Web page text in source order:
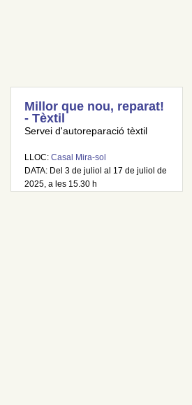
Millor que nou, reparat!
- Tèxtil
Servei d'autoreparació tèxtil
LLOC:Casal Mira-sol
DATA: Del 3 de juliol al 17 de juliol de
2025, a les 15.30 h